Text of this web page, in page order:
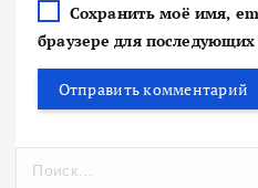
Сохранить моё имя,
браузере для